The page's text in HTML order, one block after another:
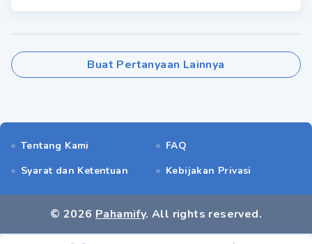
Buat Pertanyaan Lainnya
Tentang Kami
FAQ
Syarat dan Ketentuan
Kebijakan Privasi
© 2026 Pahamify. All rights reserved.